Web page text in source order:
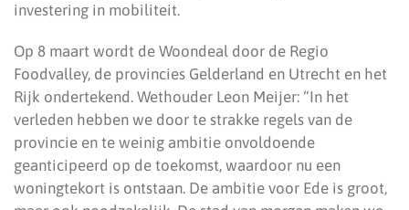
investering in mobiliteit.
Op 8 maart wordt de Woondeal door de Regio
Foodvalley, de provincies Gelderland en Utrecht en het
Rijk ondertekend. Wethouder Leon Meijer: “In het
verleden hebben we door te strakke regels van de
provincie en te weinig ambitie onvoldoende
geanticipeerd op de toekomst, waardoor nu een
woningtekort is ontstaan. De ambitie voor Ede is groot,